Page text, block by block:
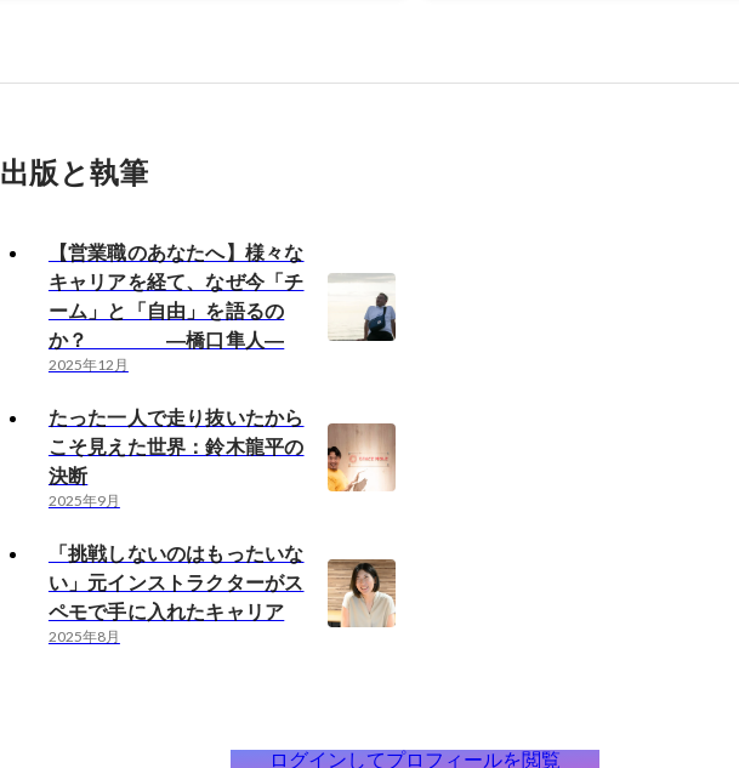
出版と執筆
【営業職のあなたへ】様々な
キャリアを経て、なぜ今「チ
ーム」と「自由」を語るの
か？ ―橋口隼人―
2025年12月
たった一人で走り抜いたから
こそ見えた世界：鈴木龍平の
決断
2025年9月
「挑戦しないのはもったいな
い」元インストラクターがス
ペモで手に入れたキャリア
2025年8月
ログインしてプロフィールを閲覧